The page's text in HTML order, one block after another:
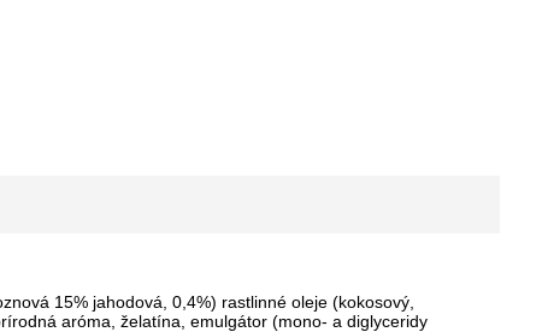
15% jahodová, 0,4%) rastlinné oleje (kokosový,
aróma, želatína, emulgátor (mono- a diglyceridy